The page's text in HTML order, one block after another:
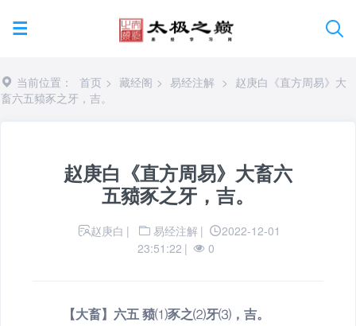
当前位置： 首页 > 藏经阁 > 易经注解 > 赵庚白《直方周易》大
畜六五豮豕之牙，吉。
赵庚白《直方周易》大畜六
五豮豕之牙，吉。
赵庚白 | 易经注解 |
2022-12-01
23:51:22 | 0
【大畜】六五 豮⑴豕之⑵牙⑶ ，吉。